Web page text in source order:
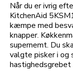
Når du er ivrig
KitchenAid
kæmpe med
knapper.
supernemt. Du
valgte pisker i og